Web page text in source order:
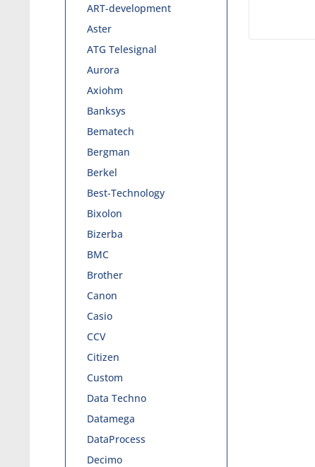
ART-development
Aster
ATG Telesignal
Aurora
Axiohm
Banksys
Bematech
Bergman
Berkel
Best-Technology
Bixolon
Bizerba
BMC
Brother
Canon
Casio
CCV
Citizen
Custom
Data Techno
Datamega
DataProcess
Decimo